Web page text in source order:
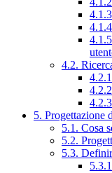
4.2.
5. Progettazione
5.1. Cosa
5.2.
5.3.